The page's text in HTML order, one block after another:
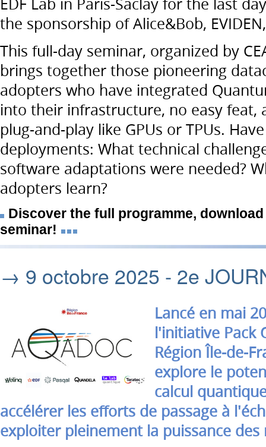
the sponsorship of Alice&Bob,
This full-day seminar, organized by
brings together those pioneering
adopters who have integrated
into their infrastructure, no easy feat,
plug-and-play like GPUs or TPUs.
deployments: What technical
software adaptations were needed?
adopters learn?
Discover the full programme,
seminar!
→ 9 octobre 2025 - 2e
Lancé en mai
l'initiative Pack
Région Île-de-
explore le
calcul
accélérer les efforts de passage à
exploiter pleinement la puissance